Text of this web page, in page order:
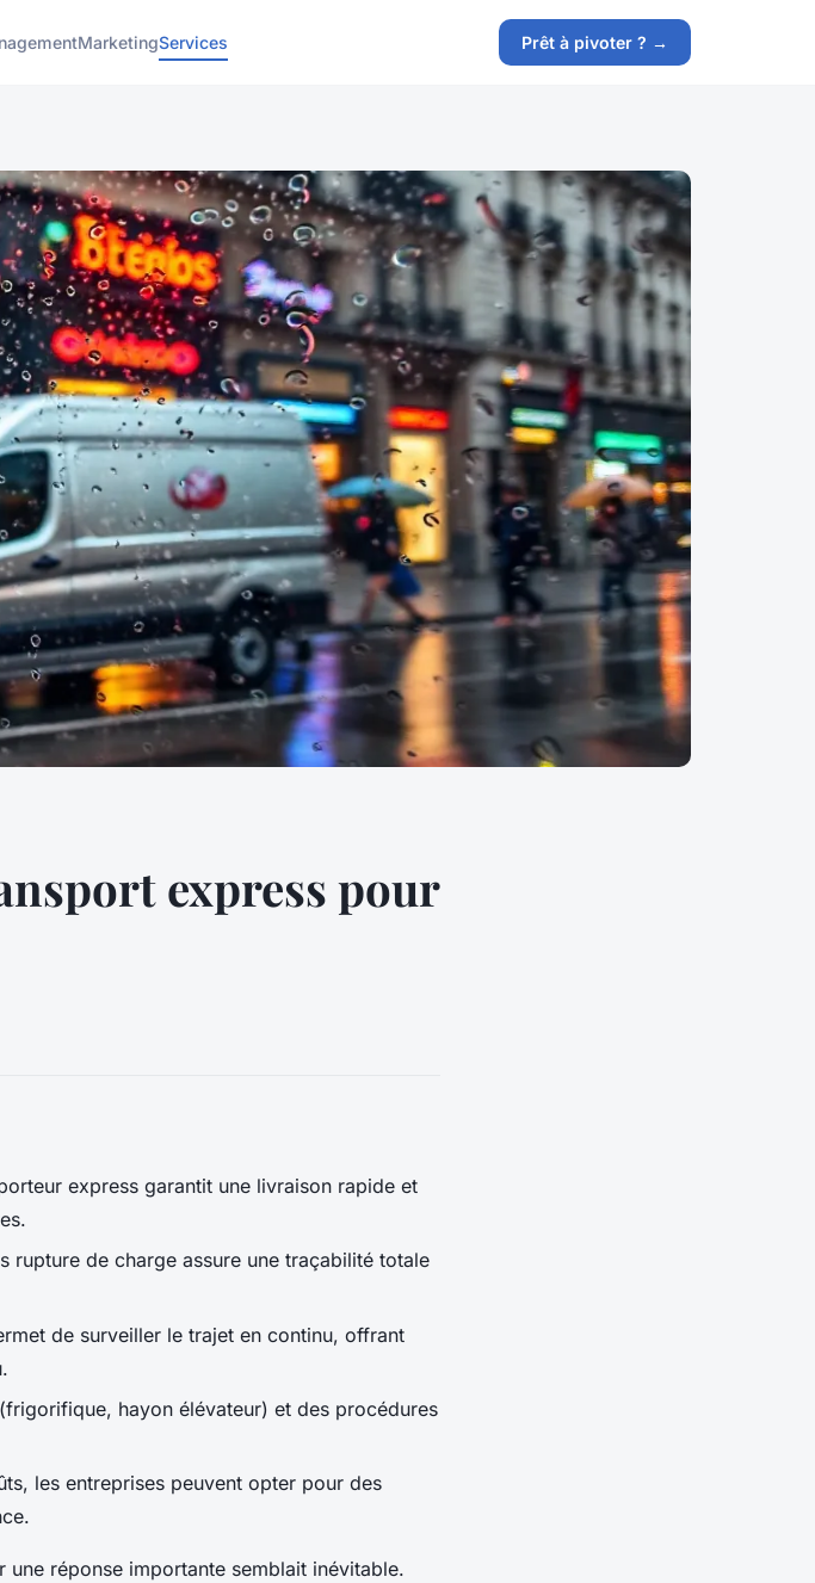
MarketingServices Prêt à pivoter ? →
express pour
express garantit une livraison rapide et
rupture de charge assure une traçabilité totale
de surveiller le trajet en continu, offrant
hayon élévateur) et des procédures
les entreprises peuvent opter pour des
réponse importante semblait inévitable.